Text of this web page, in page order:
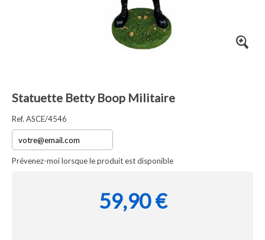
Statuette Betty Boop Militaire
Ref. ASCE/4546
Prévenez-moi lorsque le produit est disponible
59,90 €